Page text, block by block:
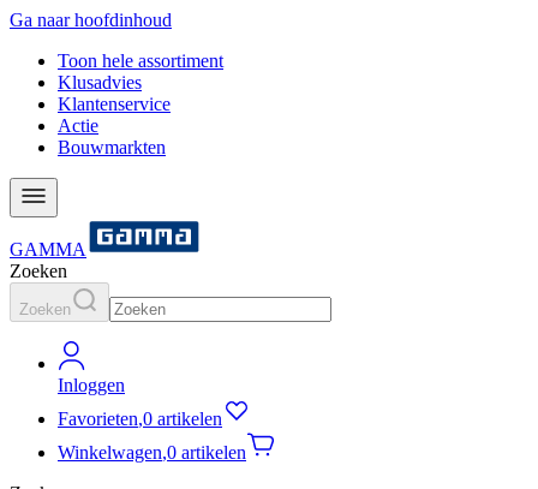
Ga naar hoofdinhoud
Toon hele assortiment
Klusadvies
Klantenservice
Actie
Bouwmarkten
GAMMA
Zoeken
Zoeken
Inloggen
Favorieten,0 artikelen
Winkelwagen,0 artikelen